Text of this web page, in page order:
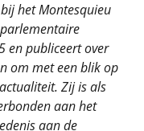
hetMontesquieu
en publiceert over
om met een blik op
Zij is als
aan het
aan de